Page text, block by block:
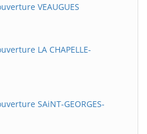
VEAUGUES
LA CHAPELLE-
SAiNT-GEORGES-